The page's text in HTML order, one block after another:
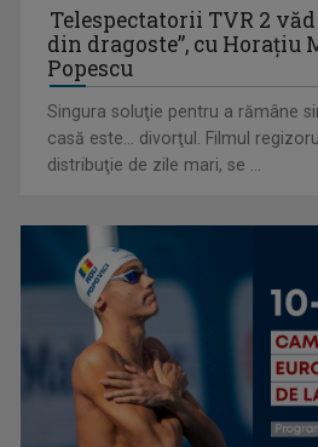
Cum ne-a îmbolnăvit telefonul și
Telespectatorii TVR 2
din dragoste”, cu Horaţiu
Popescu
Singura soluţie pentru a rămâne
casă este... divorţul. Filmul
distribuţie de zile mari, se ...